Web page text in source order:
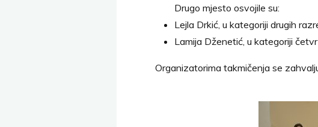
Drugo mjesto osvojile su:
Lejla Drkić, u kategoriji drugih
Lamija Dženetić, u kategoriji
Organizatorima takmičenja se